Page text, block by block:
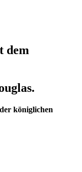
dem
königlichen